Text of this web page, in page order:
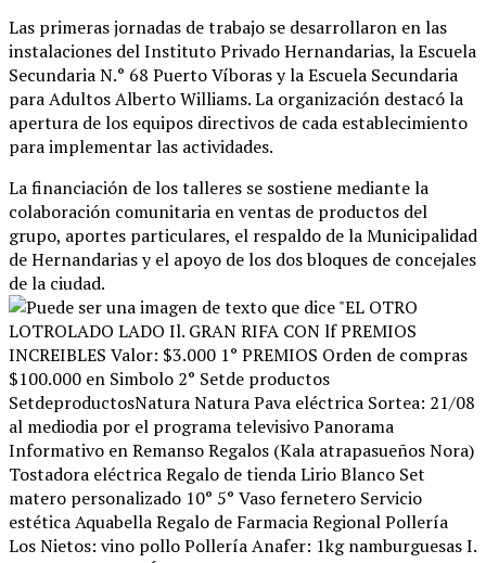
Las primeras jornadas de trabajo se desarrollaron en las
instalaciones del Instituto Privado Hernandarias, la Escuela
Secundaria N.° 68 Puerto Víboras y la Escuela Secundaria
para Adultos Alberto Williams. La organización destacó la
apertura de los equipos directivos de cada establecimiento
para implementar las actividades.
La financiación de los talleres se sostiene mediante la
colaboración comunitaria en ventas de productos del
grupo, aportes particulares, el respaldo de la Municipalidad
de Hernandarias y el apoyo de los dos bloques de concejales
de la ciudad.